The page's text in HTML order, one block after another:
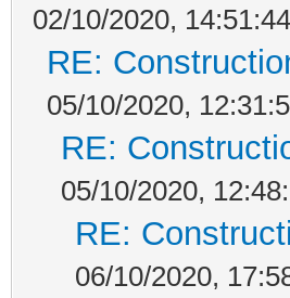
02/10/2020, 14:51:44
RE:
05/10/2020,
RE:
05/10/2020,
RE:
06/10/2020,